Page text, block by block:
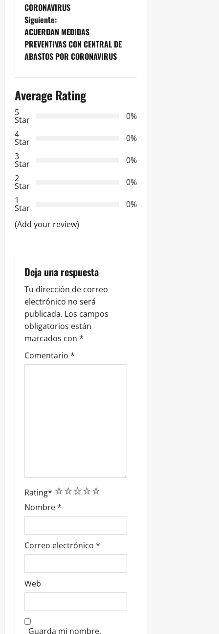
e
g
a
i
ó
n
d
e
e
n
r
a
d
a
s
CORONAVIRUS
Siguiente:
ACUERDAN MEDIDAS
PREVENTIVAS CON CENTRAL DE
ABASTOS POR CORONAVIRUS
Average Rating
5
Star
0%
4
Star
0%
3
Star
0%
2
Star
0%
1
Star
0%
(Add your review)
Deja una respuesta
Tu dirección de correo
electrónico no será
publicada. Los campos
obligatorios están
marcados con *
Comentario *
Rating* 5
4
3
2
1
Nombre*
Correo electrónico *
Web
Guarda mi nombre,